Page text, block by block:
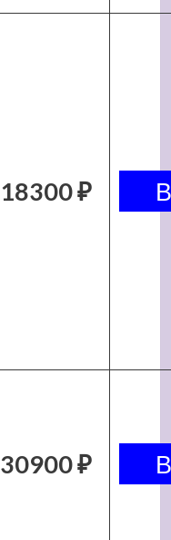
18300 ₽
30900 ₽